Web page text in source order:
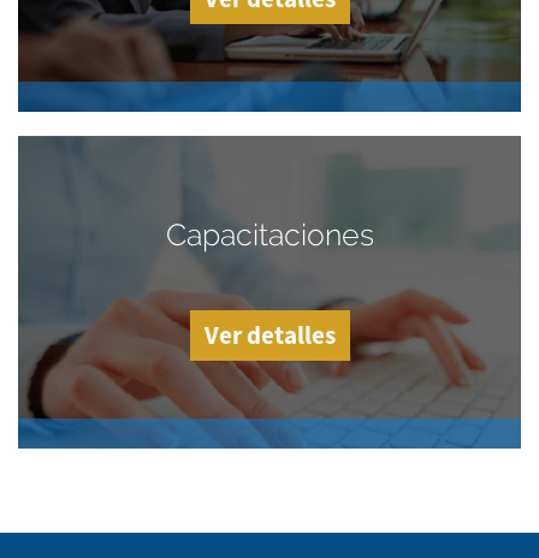
Capacitaciones
Ver detalles